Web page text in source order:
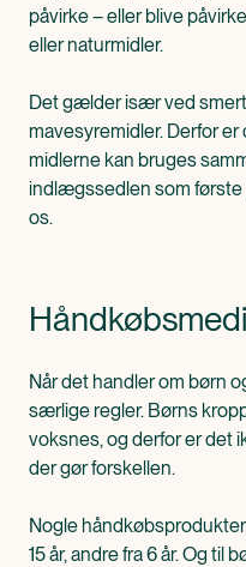
påvirke – eller blive
eller naturmidler.
Det gælder især ved
mavesyremidler. Derfor
midlerne kan bruges
indlægssedlen som
os.
Når det handler om børn
særlige regler. Børns
voksnes, og derfor er det
der gør forskellen.
Nogle
15 år, andre fra 6 år. Og til